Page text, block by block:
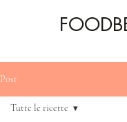
Post
Tutte le ricette